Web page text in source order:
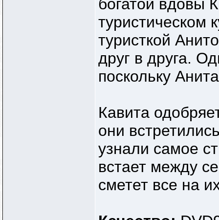
богатой вдовы
туристическом
туристкой
друг в друга.
поскольку
Кавита
они
узнали самое
встает между
сметет все на